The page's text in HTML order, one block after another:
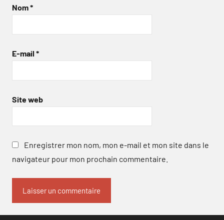
Nom*
E-mail *
Site web
Enregistrer mon nom, mon e-mail et mon site dans le
navigateur pour mon prochain commentaire.